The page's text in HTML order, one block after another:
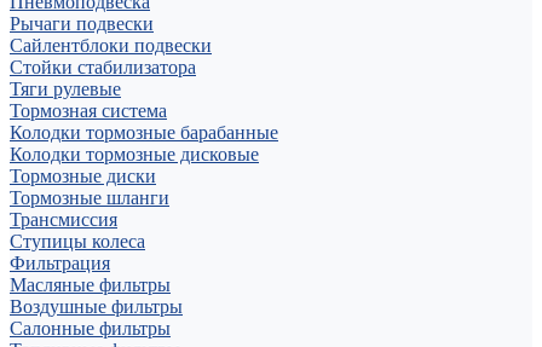
Рычаги подвески
Сайлентблоки подвески
Стойки стабилизатора
Тяги рулевые
Тормозная система
Колодки тормозные барабанные
Колодки тормозные дисковые
Тормозные диски
Тормозные шланги
Трансмиссия
Ступицы колеса
Фильтрация
Масляные фильтры
Воздушные фильтры
Салонные фильтры